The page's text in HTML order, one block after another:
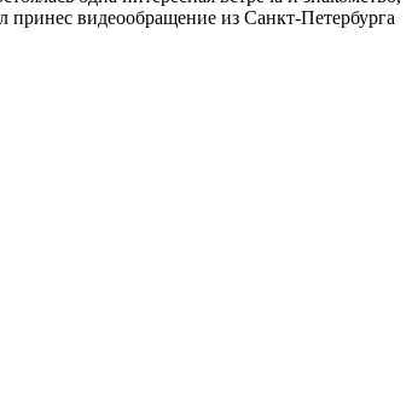
видеообращение из Санкт-Петербурга